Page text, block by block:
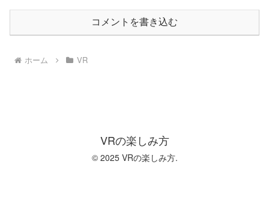
コメントを書き込む
ホーム VR
VRの楽しみ方
© 2025 VRの楽しみ方.